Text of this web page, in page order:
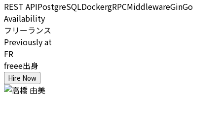
REST APIPostgreSQLDockergRPCMiddlewareGinGo
Availability
フリーランス
Previously at
FR
freee出身
Hire Now